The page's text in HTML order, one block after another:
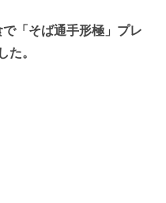
「そば通手形極」プレ
た。